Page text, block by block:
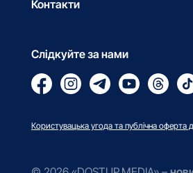
Контакти
Слідкуйте за нами
Користувацька угода та публічна оферта